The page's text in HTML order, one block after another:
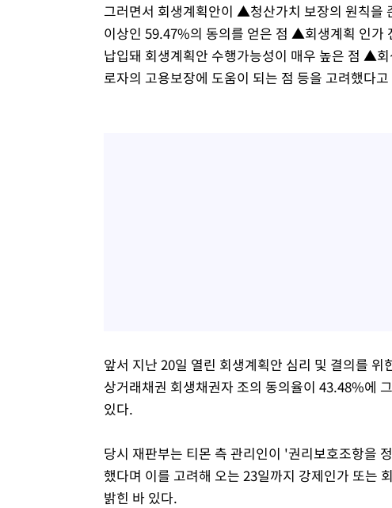
그러면서 회생계획안이 ▲청산가치 보장의 원칙
이상인 59.47%의 동의를 얻은 점 ▲회생계획 인가
납입돼 회생계획안 수행가능성이 매우 높은 점 ▲
로자의 고용보장에 도움이 되는 점 등을 고려했다
앞서 지난 20일 열린 회생계획안 심리 및 결의를
상거래채권 회생채권자 조의 동의율이 43.48%에
있다.
당시 재판부는 티몬 측 관리인이 '권리보호조항을
했다며 이를 고려해 오는 23일까지 강제인가 또는
밝힌 바 있다.